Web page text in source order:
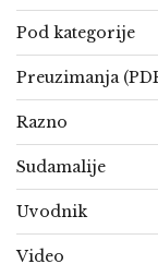
Pod kategorije
Preuzimanja
Razno
Sudamalije
Uvodnik
Video